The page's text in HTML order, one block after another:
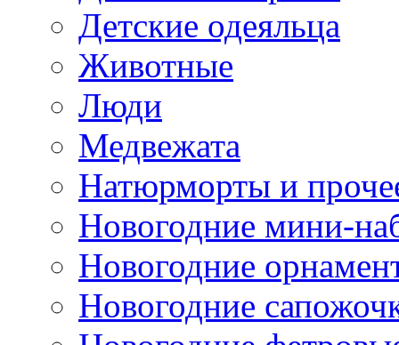
Детские одеяльца
Животные
Люди
Медвежата
Натюрморты и
Новогодние мини-
Новогодние
Новогодние